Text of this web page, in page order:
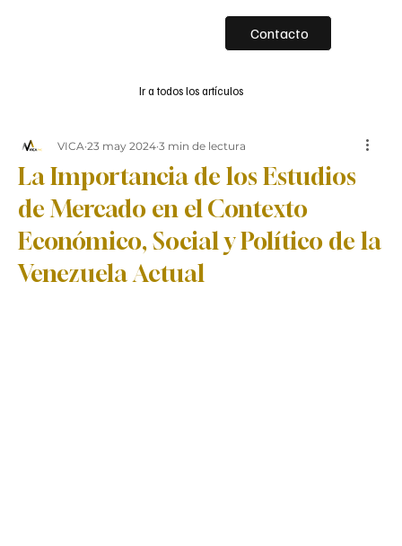
Contacto
Ir a todos los artículos
La Importancia de los Estudios
de Mercado en el Contexto
Económico, Social y Político de la
Venezuela Actual
VICA 23 may 2024 3 min de lectura